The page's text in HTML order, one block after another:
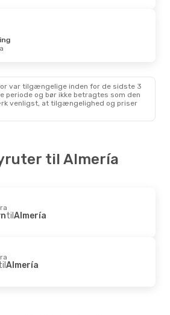
29. Aug.
var tilgængelige inden for de sidste 3
periode og bør ikke betragtes som den
venligst, at tilgængelighed og priser
til Almería
tilAlmería
Almería